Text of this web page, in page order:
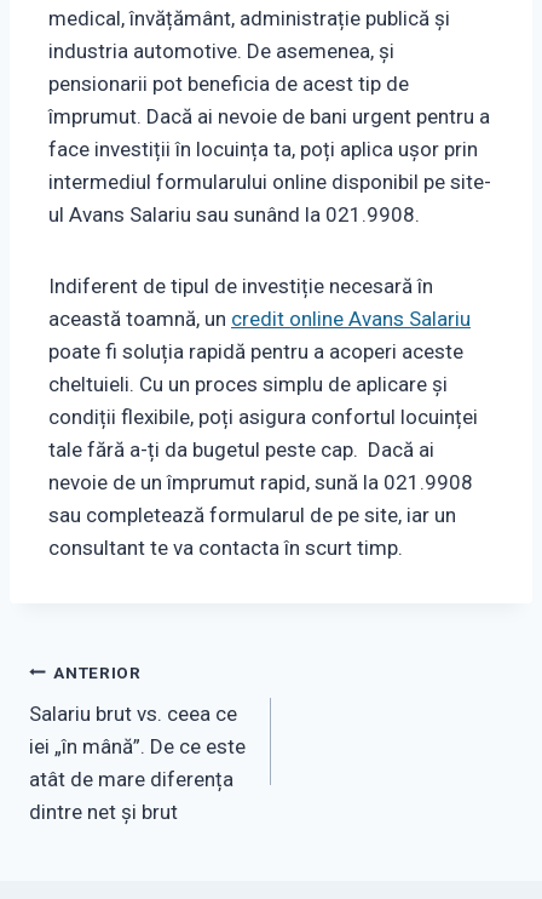
medical, învățământ, administrație publică și
industria automotive. De asemenea, și
pensionarii pot beneficia de acest tip de
împrumut. Dacă ai nevoie de bani urgent pentru a
face investiții în locuința ta, poți aplica ușor prin
intermediul formularului online disponibil pe site-
ul Avans Salariu sau sunând la 021.9908.
Indiferent de tipul de investiție necesară în
această toamnă, un credit online Avans Salariu
poate fi soluția rapidă pentru a acoperi aceste
cheltuieli. Cu un proces simplu de aplicare și
condiții flexibile, poți asigura confortul locuinței
tale fără a-ți da bugetul peste cap. Dacă ai
nevoie de un împrumut rapid, sună la 021.9908
sau completează formularul de pe site, iar un
consultant te va contacta în scurt timp.
Navigare
în
articole
ANTERIOR
Salariu brut vs. ceea ce
iei „în mână”. De ce este
atât de mare diferența
dintre net și brut